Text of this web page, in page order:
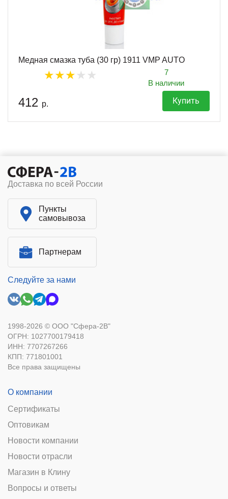
Медная смазка туба (30 гр) 1911 VMP AUTO
7
В наличии
412 р. Купить
Доставка по всей России
Пункты
самовывоза
Партнерам
Следуйте за нами
1998-2026 © ООО "Сфера-2В"
ОГРН: 1027700179418
ИНН: 7707267266
КПП: 771801001
Все права защищены
О компании
Сертификаты
Оптовикам
Новости компании
Новости отрасли
Магазин в Клину
Вопросы и ответы